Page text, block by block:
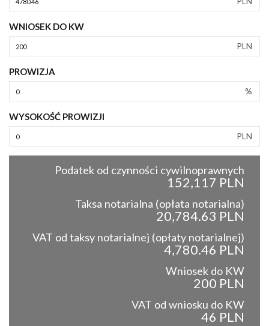
WNIOSEK DO KW
PLN
PROWIZJA
%
WYSOKOŚĆ PROWIZJI
PLN
Podatek od czynności cywilnoprawnych
152,117 PLN
Taksa notarialna (opłata notarialna)
20,784.63 PLN
VAT od taksy notarialnej (opłaty notarialnej)
4,780.46 PLN
Wniosek do KW
200 PLN
VAT od wniosku do KW
46 PLN